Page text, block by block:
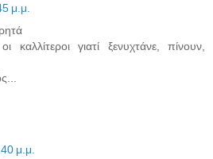
μ.μ.
καλλίτεροι γιατί ξενυχτάνε, πίνουν,
μ.μ.